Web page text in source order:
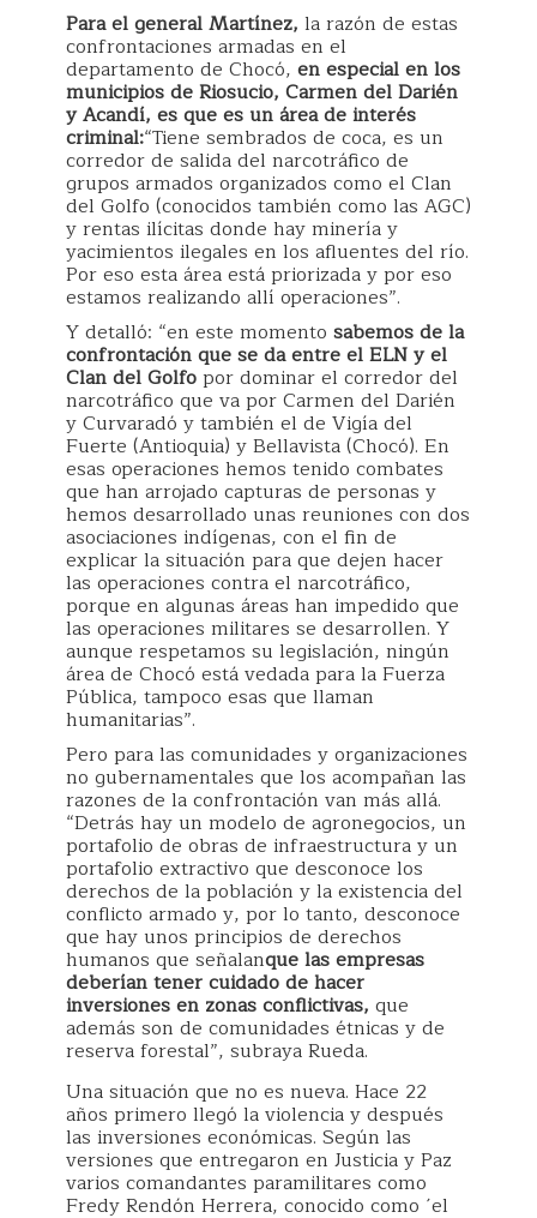
Para el general Martínez, la razón de estas
confrontaciones armadas en el
departamento de Chocó, en especial en los
municipios de Riosucio, Carmen del Darién
y Acandí, es que es un área de interés
criminal:“Tiene sembrados de coca, es un
corredor de salida del narcotráfico de
grupos armados organizados como el Clan
del Golfo (conocidos también como las AGC)
y rentas ilícitas donde hay minería y
yacimientos ilegales en los afluentes del río.
Por eso esta área está priorizada y por eso
estamos realizando allí operaciones”.
Y detalló: “en este momento sabemos de la
confrontación que se da entre el ELN y el
Clan del Golfopor dominar el corredor del
narcotráfico que va por Carmen del Darién
y Curvaradó y también el de Vigía del
Fuerte (Antioquia) y Bellavista (Chocó). En
esas operaciones hemos tenido combates
que han arrojado capturas de personas y
hemos desarrollado unas reuniones con dos
asociaciones indígenas, con el fin de
explicar la situación para que dejen hacer
las operaciones contra el narcotráfico,
porque en algunas áreas han impedido que
las operaciones militares se desarrollen. Y
aunque respetamos su legislación, ningún
área de Chocó está vedada para la Fuerza
Pública, tampoco esas que llaman
humanitarias”.
Pero para las comunidades y organizaciones
no gubernamentales que los acompañan las
razones de la confrontación van más allá.
“Detrás hay un modelo de agronegocios, un
portafolio de obras de infraestructura y un
portafolio extractivo que desconoce los
derechos de la población y la existencia del
conflicto armado y, por lo tanto, desconoce
que hay unos principios de derechos
humanos que señalanque las empresas
deberían tener cuidado de hacer
inversiones en zonas conflictivas, que
además son de comunidades étnicas y de
reserva forestal”, subraya Rueda.
Una situación que no es nueva. Hace 22
años primero llegó la violencia y después
las inversiones económicas. Según las
versiones que entregaron en Justicia y Paz
varios comandantes paramilitares como
Fredy Rendón Herrera, conocido como ´el